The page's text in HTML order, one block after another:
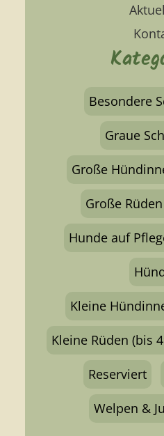
Besondere
Graue
Große
Große
Hunde auf
Kleine
Kleine Rüden (bis
Reserviert
Welpen &